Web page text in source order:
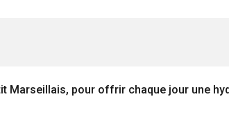
Marseillais, pour offrir chaque jour une